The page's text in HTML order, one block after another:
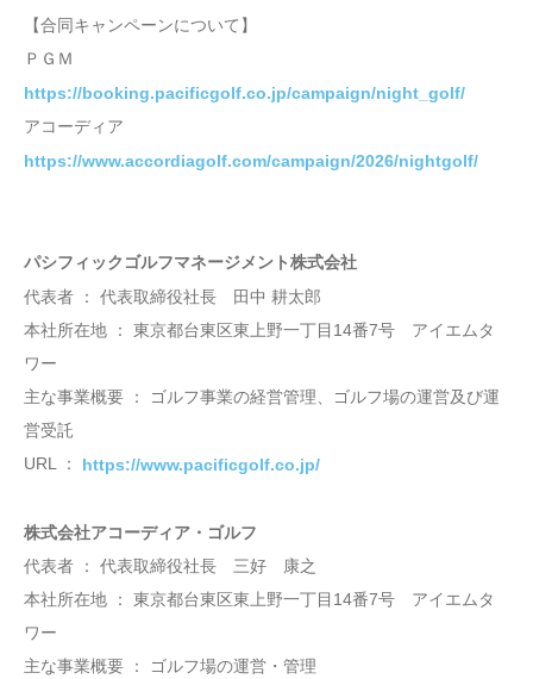
【合同キャンペーンについて】
ＰＧＭ
https://booking.pacificgolf.co.jp/campaign/night_golf/
アコーディア
https://www.accordiagolf.com/campaign/2026/nightgolf/
パシフィックゴルフマネージメント株式会社
代表者 ： 代表取締役社長 田中 耕太郎
本社所在地 ： 東京都台東区東上野一丁目14番7号 アイエムタ
ワー
主な事業概要 ： ゴルフ事業の経営管理、ゴルフ場の運営及び運
営受託
URL ： https://www.pacificgolf.co.jp/
株式会社アコーディア・ゴルフ
代表者 ： 代表取締役社長 三好 康之
本社所在地 ： 東京都台東区東上野一丁目14番7号 アイエムタ
ワー
主な事業概要 ： ゴルフ場の運営・管理